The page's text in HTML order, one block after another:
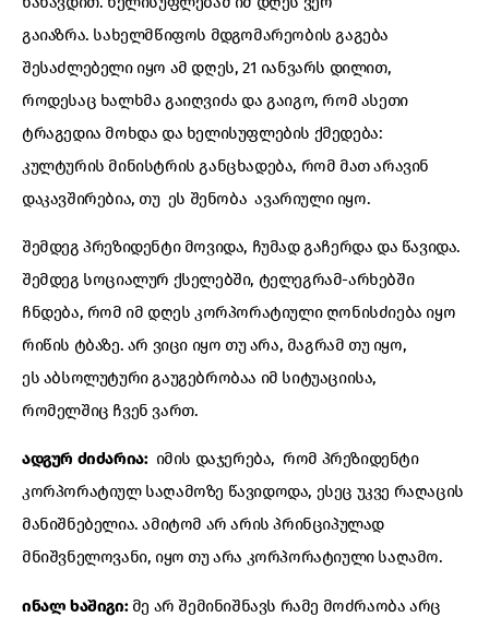
გაიაზრა. სახელმწიფოს მდგომარეობის გაგება
შესაძლებელი იყო ამ დღეს, 21 იანვარს დილით,
როდესაც ხალხმა გაიღვიძა და გაიგო, რომ ასეთი
ტრაგედია მოხდა და ხელისუფლების ქმედება:
კულტურის მინისტრის განცხადება, რომ მათ არავინ
დაკავშირებია, თუ ეს შენობა ავარიული იყო.
შემდეგ პრეზიდენტი მოვიდა, ჩუმად გაჩერდა და წავიდა.
შემდეგ სოციალურ ქსელებში, ტელეგრამ-არხებში
ჩნდება, რომ იმ დღეს კორპორატიული ღონისძიება იყო
რიწის ტბაზე. არ ვიცი იყო თუ არა, მაგრამ თუ იყო,
ეს აბსოლუტური გაუგებრობაა იმ სიტუაციისა,
რომელშიც ჩვენ ვართ.
ადგურ ძიძარია:იმის დაჯერება, რომ პრეზიდენტი
კორპორატიულ საღამოზე წავიდოდა, ესეც უკვე რაღაცის
მანიშნებელია. ამიტომ არ არის პრინციპულად
მნიშვნელოვანი, იყო თუ არა კორპორატიული საღამო.
ინალ ხაშიგი:მე არ შემინიშნავს რამე მოძრაობა არც